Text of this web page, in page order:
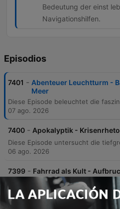
Bedeutung der einst
Navigationshilfen.
Episodios
7401 - Abenteuer Leuchtturm -
Meer
07 ago. 2026
7400 - Apokalyptik -
06 ago. 2026
7399 - Fahrrad als Kult -
in der Moderne
05 ago. 2026